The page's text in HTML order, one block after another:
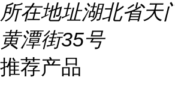
所在地址湖北省天
黄潭街35号
推荐产品